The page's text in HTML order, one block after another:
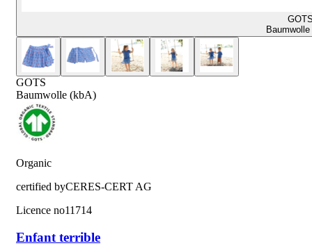
GOTS
Baumwolle (kbA)
Organic
certified byCERES-CERT AG
Licence no11714
Enfant terrible